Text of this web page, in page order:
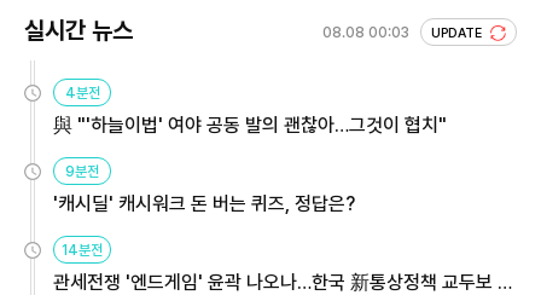
실시간 뉴스 08.08 00:03 UPDATE
4분전
與 "'하늘이법' 여야 공동 발의 괜찮아…그것이 협치"
9분전
'캐시딜' 캐시워크 돈 버는 퀴즈, 정답은?
14분전
관세전쟁 '엔드게임' 윤곽 나오나…한국 新통상정책 교두보 활